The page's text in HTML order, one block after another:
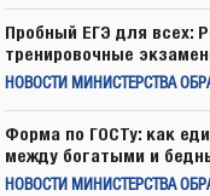
Пробный ЕГЭ для всех:
тренировочные
НОВОСТИ МИНИСТЕРСТВА
Форма по ГОСТу: как
между богатыми и
НОВОСТИ МИНИСТЕРСТВА